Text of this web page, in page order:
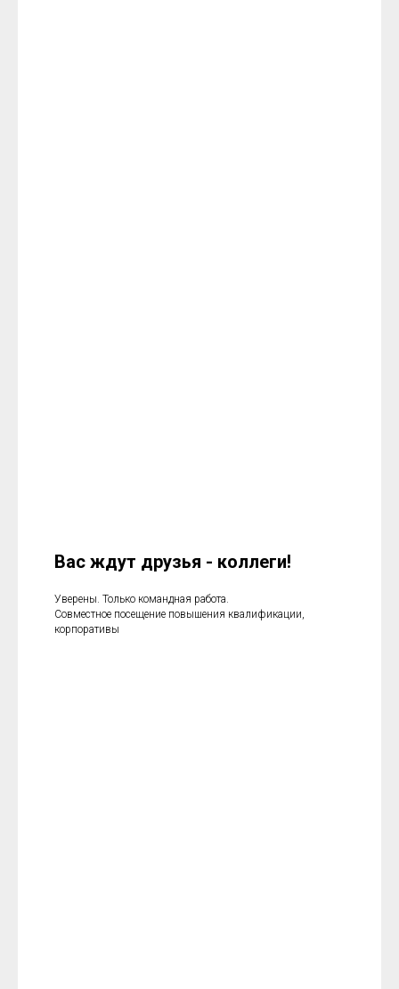
Вас ждут друзья - коллеги!
Уверены. Только командная работа.
Совместное посещение повышения квалификации,
корпоративы